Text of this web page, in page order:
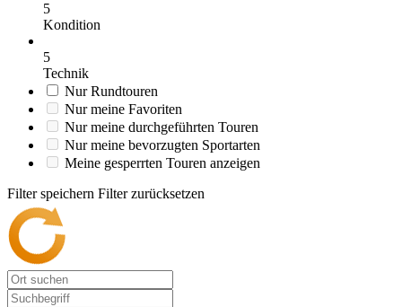
5
Kondition
5
Technik
Nur Rundtouren
Nur meine Favoriten
Nur meine durchgeführten Touren
Nur meine bevorzugten Sportarten
Meine gesperrten Touren anzeigen
Filter speichern Filter zurücksetzen